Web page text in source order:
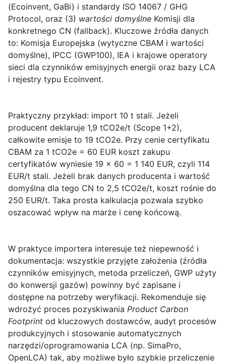
(Ecoinvent, GaBi) i standardy ISO 14067 / GHG
Protocol, oraz (3) wartości domyślne Komisji dla
konkretnego CN (fallback). Kluczowe źródła danych
to: Komisja Europejska (wytyczne CBAM i wartości
domyślne), IPCC (GWP100), IEA i krajowe operatory
sieci dla czynników emisyjnych energii oraz bazy LCA
i rejestry typu Ecoinvent.
Praktyczny przykład: import 10 t stali. Jeżeli
producent deklaruje 1,9 tCO2e/t (Scope 1+2),
całkowite emisje to 19 tCO2e. Przy cenie certyfikatu
CBAM za 1 tCO2e = 60 EUR koszt zakupu
certyfikatów wyniesie 19 × 60 = 1 140 EUR, czyli 114
EUR/t stali. Jeżeli brak danych producenta i wartość
domyślna dla tego CN to 2,5 tCO2e/t, koszt rośnie do
250 EUR/t. Taka prosta kalkulacja pozwala szybko
oszacować wpływ na marże i cenę końcową.
W praktyce importera interesuje też niepewność i
dokumentacja: wszystkie przyjęte założenia (źródła
czynników emisyjnych, metoda przeliczeń, GWP użyty
do konwersji gazów) powinny być zapisane i
dostępne na potrzeby weryfikacji. Rekomenduje się
wdrożyć proces pozyskiwania Product Carbon
Footprint od kluczowych dostawców, audyt procesów
produkcyjnych i stosowanie automatycznych
narzędzi/oprogramowania LCA (np. SimaPro,
OpenLCA) tak, aby możliwe było szybkie przeliczenie